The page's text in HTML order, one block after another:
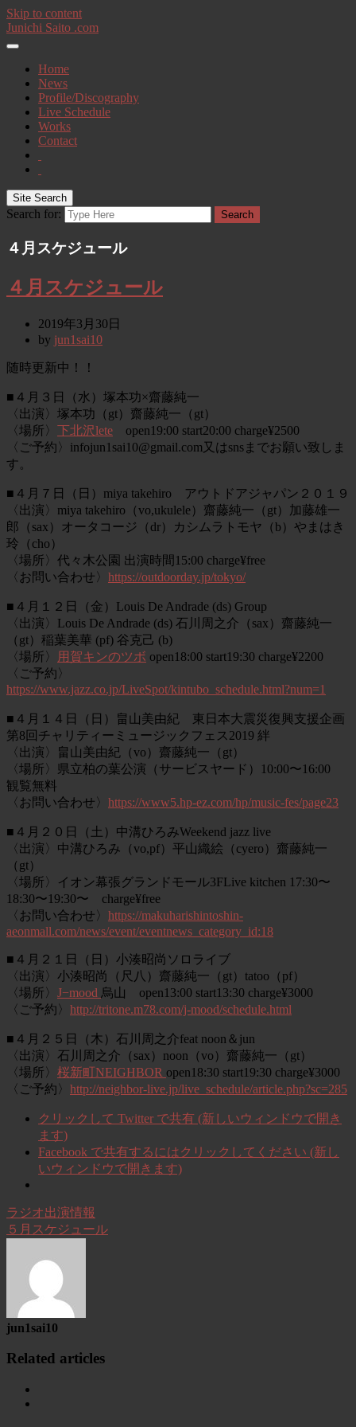
Skip to content
Junichi Saito .com
Home
News
Profile/Discography
Live Schedule
Works
Contact
Site Search
Search for: Search
４月スケジュール
４月スケジュール
2019年3月30日
by jun1sai10
随時更新中！！
■４月３日（水）塚本功×齋藤純一
〈出演〉塚本功（gt）齋藤純一（gt）
〈場所〉 下北沢lete open19:00 start20:00 charge¥2500
〈ご予約〉 infojun1sai10@gmail.com又はsnsまでお願い致しま
す。
■４月７日（日）miya takehiro アウトドアジャパン２０１９
〈出演〉miya takehiro（vo,ukulele）齋藤純一（gt）加藤雄一
郎（sax）オータコージ（dr）カシムラトモヤ（b）やまはき
玲（cho）
〈場所〉代々木公園 出演時間15:00 charge¥free
〈お問い合わせ〉 https://outdoorday.jp/tokyo/
■４月１２日（金）Louis De Andrade (ds) Group
〈出演〉Louis De Andrade (ds) 石川周之介（sax）齋藤純一
（gt）稲葉美華 (pf) 谷克己 (b)
〈場所〉
用賀キンのツボ open18:00 start19:30 charge¥2200
〈ご予約〉
https://www.jazz.co.jp/LiveSpot/kintubo_schedule.html?num=1
■４月１４日（日）畠山美由紀 東日本大震災復興支援企画
第8回チャリティーミュージックフェス2019 絆
〈出演〉畠山美由紀（vo）齋藤純一（gt）
〈場所〉県立柏の葉公演（サービスヤード）10:00〜16:00
観覧無料
〈お問い合わせ〉 https://www5.hp-ez.com/hp/music-fes/page23
■４月２０日（土）中溝ひろみWeekend jazz live
〈出演〉中溝ひろみ（vo,pf）平山織絵（cyero）齋藤純一
（gt）
〈場所〉イオン幕張グランドモール3FLive kitchen 17:30〜
18:30〜19:30〜 charge¥free
〈お問い合わせ〉 https://makuharishintoshin-
aeonmall.com/news/event/eventnews_category_id:18
■４月２１日（日）小湊昭尚ソロライブ
〈出演〉小湊昭尚（尺八）齋藤純一（gt）tatoo（pf）
〈場所〉 J−mood 烏山 open13:00 start13:30 charge¥3000
〈ご予約〉 http://tritone.m78.com/j-mood/schedule.html
■４月２５日（木）石川周之介feat noon＆jun
〈出演〉石川周之介（sax）noon（vo）齋藤純一（gt）
〈場所〉 桜新町NEIGHBOR open18:30 start19:30 charge¥3000
〈ご予約〉 http://neighbor-live.jp/live_schedule/article.php?sc=285
クリックして Twitter で共有 (新しいウィンドウで開き
ます)
Facebook で共有するにはクリックしてください (新し
いウィンドウで開きます)
ラジオ出演情報
５月スケジュール
jun1sai10
Related articles